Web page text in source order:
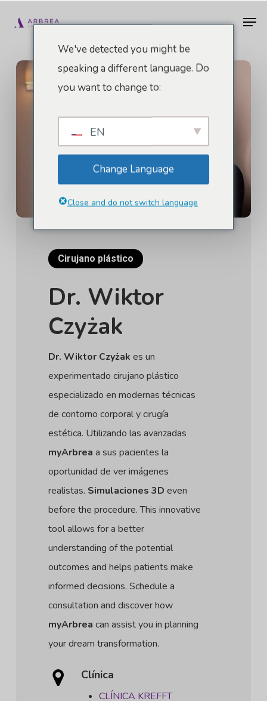
principal
Cirujano plástico
Dr. Wiktor
Czyżak
Dr. Wiktor Czyżak es un
experimentado cirujano plástico
especializado en modernas técnicas
de contorno corporal y cirugía
estética. Utilizando las avanzadas
myArbrea a sus pacientes la
oportunidad de ver imágenes
realistas. Simulaciones 3D even
before the procedure. This innovative
tool allows for a better
understanding of the potential
outcomes and helps patients make
informed decisions. Schedule a
consultation and discover how
myArbrea can assist you in planning
your dream transformation.
Clínica
CLÍNICA KREFFT
We've detected you might be
speaking a different language. Do
you want to change to:
EN
Change Language
Close and do not switch language